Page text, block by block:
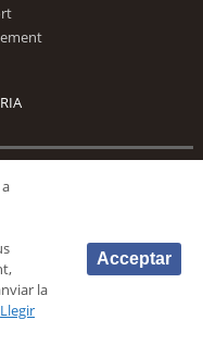
|AVÍS LEGAL
la
Llegir
Acceptar